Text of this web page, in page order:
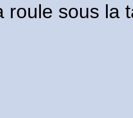
roule sous la